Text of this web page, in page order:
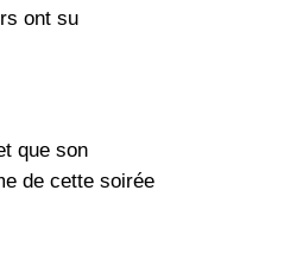
ont su
que son
de cette soirée